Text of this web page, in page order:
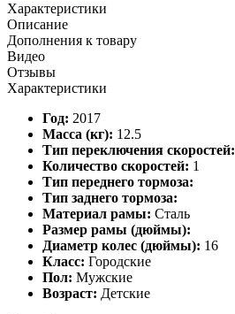
Характеристики
Описание
Дополнения к товару
Видео
Отзывы
Характеристики
Год: 2017
Масса (кг): 12.5
Тип переключения скоростей:
Количество скоростей: 1
Тип переднего тормоза:
Тип заднего тормоза:
Материал рамы: Сталь
Размер рамы (дюймы):
Диаметр колес (дюймы): 16
Класс: Городские
Пол: Мужские
Возраст: Детские